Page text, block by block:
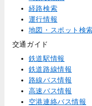
経路検索
運行情報
地図・スポット検
交通ガイド
鉄道駅情報
鉄道路線情報
路線バス情報
高速バス情報
空港連絡バス情報